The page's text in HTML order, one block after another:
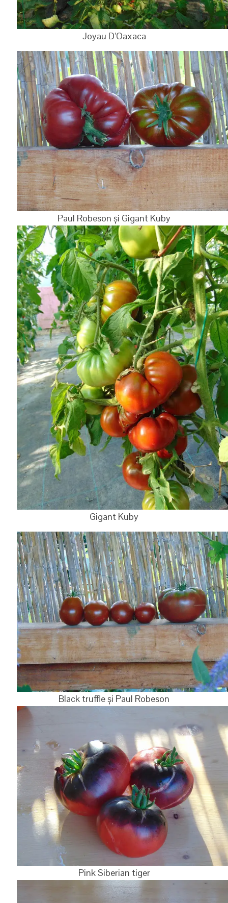
Joyau D’Oaxaca
Paul Robeson și Gigant Kuby
Gigant Kuby
Black truffle și Paul Robeson
Pink Siberian tiger